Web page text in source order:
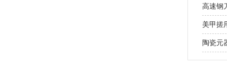
高速钢
美甲搓
陶瓷元